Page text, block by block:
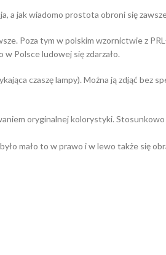
a jak wiadomo prostota obroni się
Poza tym w polskim wzornictwie z
Polsce ludowej się zdarzało.
czaszę lampy). Można ją zdjąć
oryginalnej kolorystyki.
mało to w prawo i w lewo także się